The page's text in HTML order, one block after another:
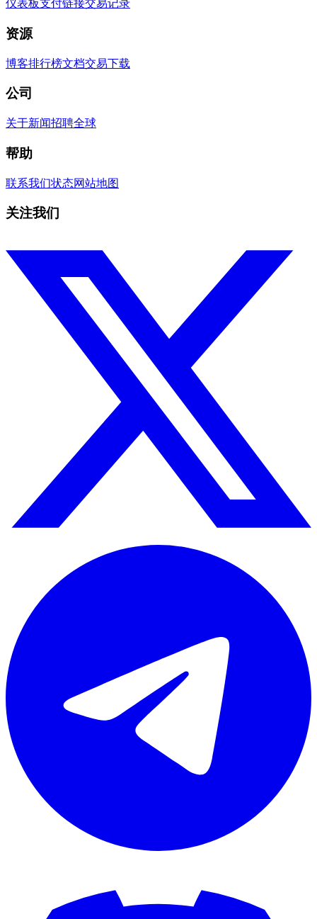
仪表板支付链接交易记录
资源
博客排行榜文档交易下载
公司
关于新闻招聘全球
帮助
联系我们状态网站地图
关注我们